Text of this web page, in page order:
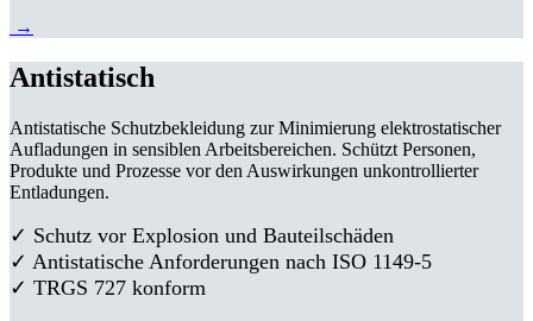
→
Antistatisch
Antistatische Schutzbekleidung zur Minimierung elektrostatischer
Aufladungen in sensiblen Arbeitsbereichen. Schützt Personen,
Produkte und Prozesse vor den Auswirkungen unkontrollierter
Entladungen.
✓ Schutz vor Explosion und Bauteilschäden
✓ Antistatische Anforderungen nach ISO 1149-5
✓ TRGS 727 konform